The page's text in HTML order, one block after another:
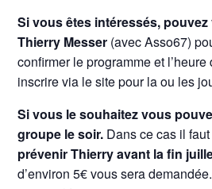
Si vous êtes intéressés,
Thierry Messer (avec Asso67)
confirmer le programme et
inscrire via le site pour la ou les
Si vous le souhaitez vous
groupe le soir. Dans ce cas il
prévenir Thierry avant la fin
d’environ 5€ vous sera